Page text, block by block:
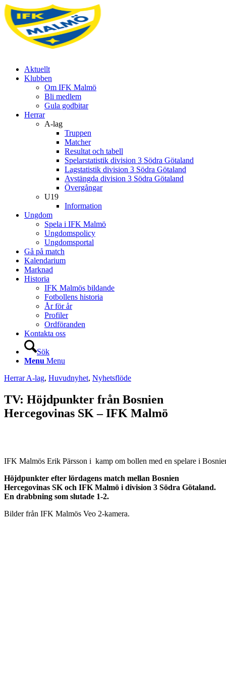
Aktuellt
Klubben
Om IFK Malmö
Bli medlem
Gula godbitar
Herrar
A-lag
Truppen
Matcher
Resultat och tabell
Spelarstatistik division 3 Södra Götaland
Lagstatistik division 3 Södra Götaland
Avstängda division 3 Södra Götaland
Övergångar
U19
Information
Ungdom
Spela i IFK Malmö
Ungdomspolicy
Ungdomsportal
Gå på match
Kalendarium
Marknad
Historia
IFK Malmös bildande
Fotbollens historia
År för år
Profiler
Ordföranden
Kontakta oss
Sök
Menu Menu
Herrar A-lag, Huvudnyhet, Nyhetsflöde
TV: Höjdpunkter från Bosnien
Hercegovinas SK – IFK Malmö
IFK Malmös Erik Pärsson i kamp om bollen med en spelare i
Höjdpunkter efter lördagens match mellan Bosnien
Hercegovinas SK och IFK Malmö i division 3 Södra Götaland.
En drabbning som slutade 1-2.
Bilder från IFK Malmös Veo 2-kamera.